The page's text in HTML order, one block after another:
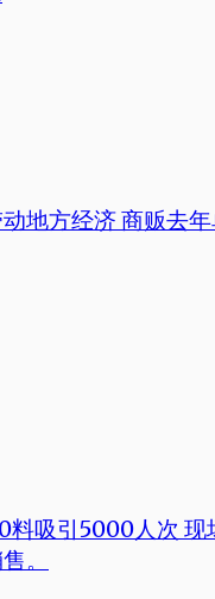
地方经济 商贩去
料吸引5000人次 现
。